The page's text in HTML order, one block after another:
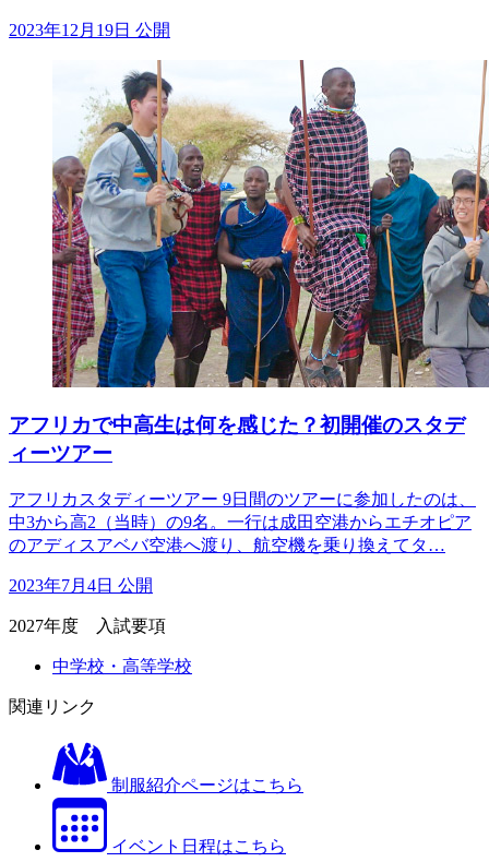
2023年12月19日 公開
アフリカで中高生は何を感じた？初開催のスタデ
ィーツアー
アフリカスタディーツアー 9日間のツアーに参加したのは、
中3から高2（当時）の9名。一行は成田空港からエチオピア
のアディスアベバ空港へ渡り、航空機を乗り換えてタ…
2023年7月4日 公開
2027年度 入試要項
中学校・高等学校
関連リンク
制服紹介ページはこちら
イベント日程はこちら